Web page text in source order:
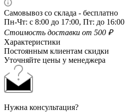
Самовывоз со склада - бесплатно
Пн-Чт: с 8:00 до 17:00, Пт: до 16:00
Стоимость доставки от 500 ₽
Характеристики
Постоянным клиентам скидки
Уточняйте цены у менеджера
Нужна консультация?